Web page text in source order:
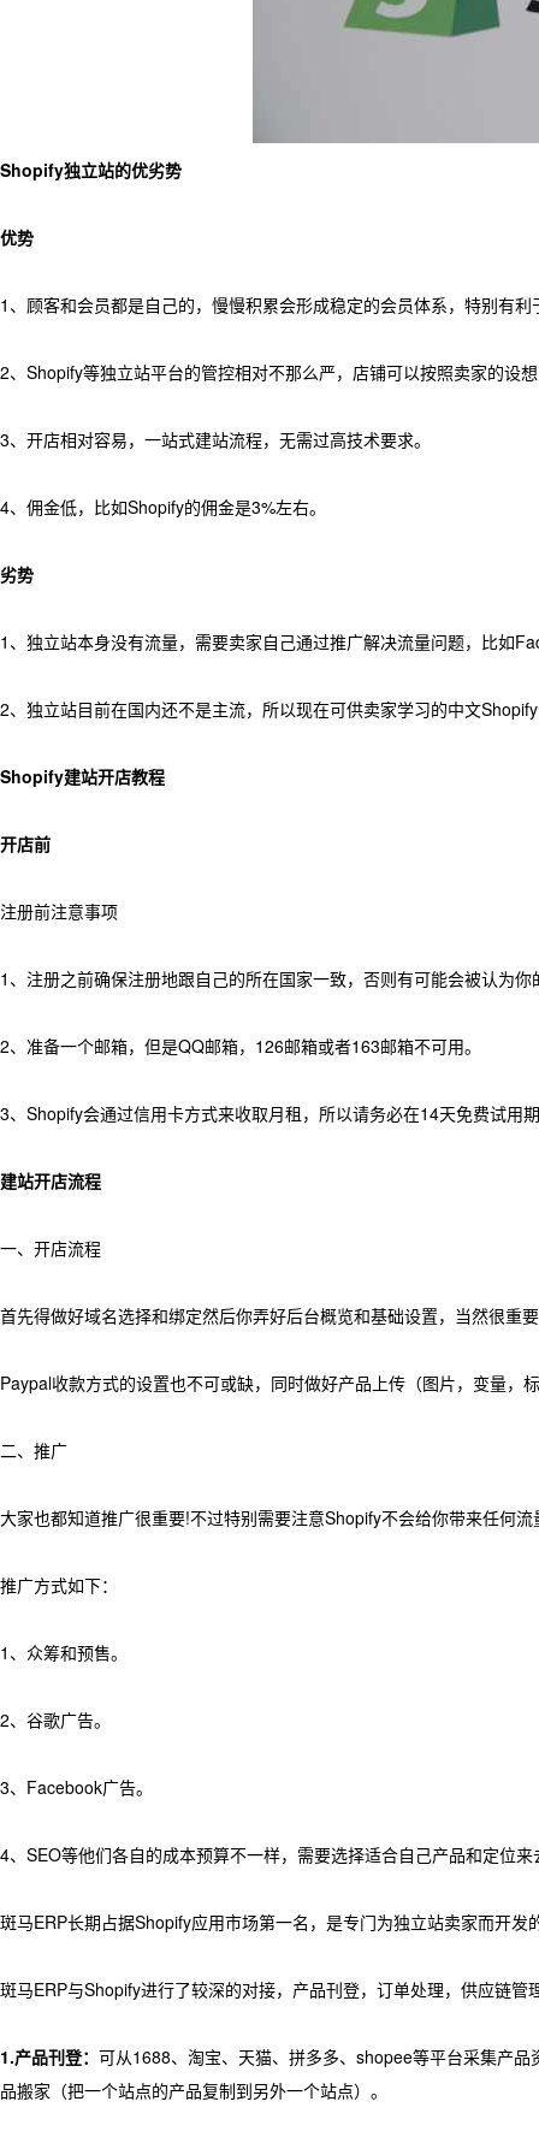
Shopify独立站的优劣势
优势
1、顾客和会员都是自己的，慢慢积累会形成稳定的会员体系，特别有利
2、Shopify等独立站平台的管控相对不那么严，店铺可以按照卖家的设
3、开店相对容易，一站式建站流程，无需过高技术要求。
4、佣金低，比如Shopify的佣金是3%左右。
劣势
1、独立站本身没有流量，需要卖家自己通过推广解决流量问题，比如
2、独立站目前在国内还不是主流，所以现在可供卖家学习的中文
Shopify建站开店教程
开店前
注册前注意事项
1、注册之前确保注册地跟自己的所在国家一致，否则有可能会被认为
2、准备一个邮箱，但是QQ邮箱，126邮箱或者163邮箱不可用。
3、Shopify会通过信用卡方式来收取月租，所以请务必在14天免费试用
建站开店流程
一、开店流程
首先得做好域名选择和绑定然后你弄好后台概览和基础设置，当然很重
Paypal收款方式的设置也不可或缺，同时做好产品上传（图片，变量，
二、推广
大家也都知道推广很重要!不过特别需要注意Shopify不会给你带来任何
推广方式如下：
1、众筹和预售。
2、谷歌广告。
3、Facebook广告。
4、SEO等他们各自的成本预算不一样，需要选择适合自己产品和定位来
斑马ERP长期占据Shopify应用市场第一名，是专门为独立站卖家而开发
斑马ERP与Shopify进行了较深的对接，产品刊登，订单处理，供应链
1.产品刊登： 可从1688、淘宝、天猫、拼多多、shopee等平台采集产
品搬家（把一个站点的产品复制到另外一个站点）。